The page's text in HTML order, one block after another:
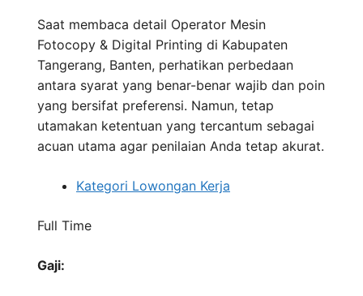
Saat membaca detail Operator Mesin
Fotocopy & Digital Printing di Kabupaten
Tangerang, Banten, perhatikan perbedaan
antara syarat yang benar-benar wajib dan poin
yang bersifat preferensi. Namun, tetap
utamakan ketentuan yang tercantum sebagai
acuan utama agar penilaian Anda tetap akurat.
Kategori Lowongan Kerja
Full Time
Gaji: